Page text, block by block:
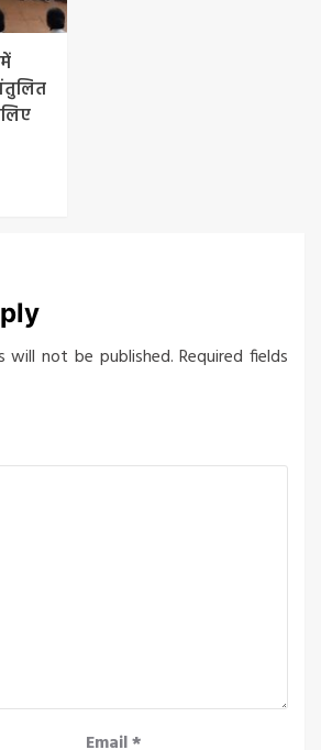
will not be published. Required fields
Email*